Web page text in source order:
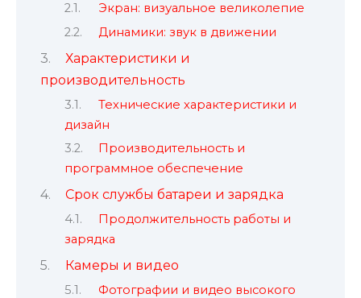
Экран: визуальное великолепие
Динамики: звук в движении
Характеристики и
производительность
Технические характеристики и
дизайн
Производительность и
программное обеспечение
Срок службы батареи и зарядка
Продолжительность работы и
зарядка
Камеры и видео
Фотографии и видео высокого